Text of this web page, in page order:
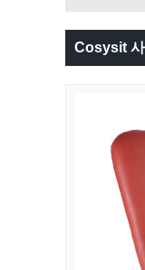
Cosysit 사